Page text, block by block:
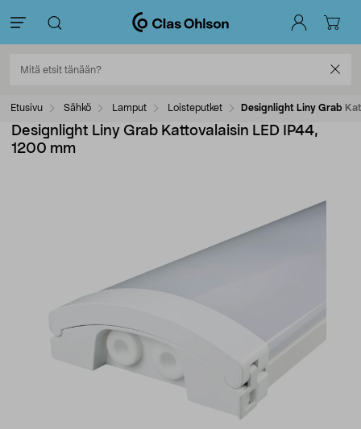
Etusivu Sähkö Lamput Loisteputket Designlight Liny Grab
Designlight Liny Grab Kattovalaisin LED IP44,
1200 mm